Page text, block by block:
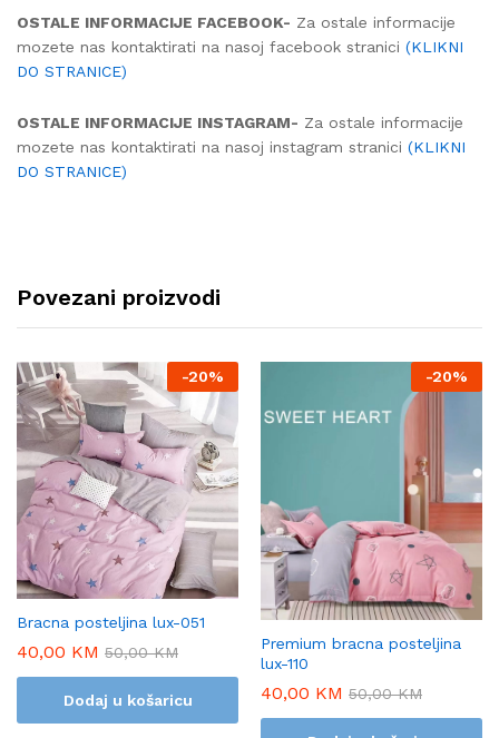
OSTALE INFORMACIJE FACEBOOK- Za ostale informacije
mozete nas kontaktirati na nasoj facebook stranici (KLIKNI
DO STRANICE)
OSTALE INFORMACIJE INSTAGRAM- Za ostale informacije
mozete nas kontaktirati na nasoj instagram stranici (KLIKNI
DO STRANICE)
Povezani proizvodi
-20%
Bracna posteljina lux-051
40,00 KM 50,00KM
Dodaj u košaricu
-20%
Premium bracna posteljina
lux-110
40,00 KM 50,00KM